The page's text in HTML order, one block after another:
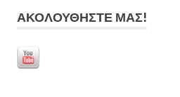
ΑΚΟΛΟΥΘΉΣΤΕ ΜΑΣ!